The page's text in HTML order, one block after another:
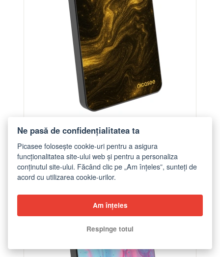
Powerbank cu MagSafe 5 000 mAh cu design
propriu Gri - Black
de la 299,00 lei
Ne pasă de confidențialitatea ta
Picasee folosește cookie-uri pentru a asigura
funcționalitatea site-ului web și pentru a personaliza
conținutul site-ului. Făcând clic pe „Am înțeles”, sunteți de
acord cu utilizarea cookie-urilor.
Am înțeles
Respinge totul